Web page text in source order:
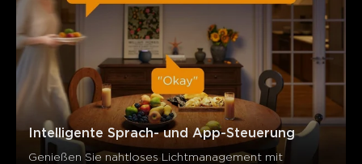
Intelligente Sprach- und App-Steuerung
Genießen Sie nahtloses Lichtmanagement mit